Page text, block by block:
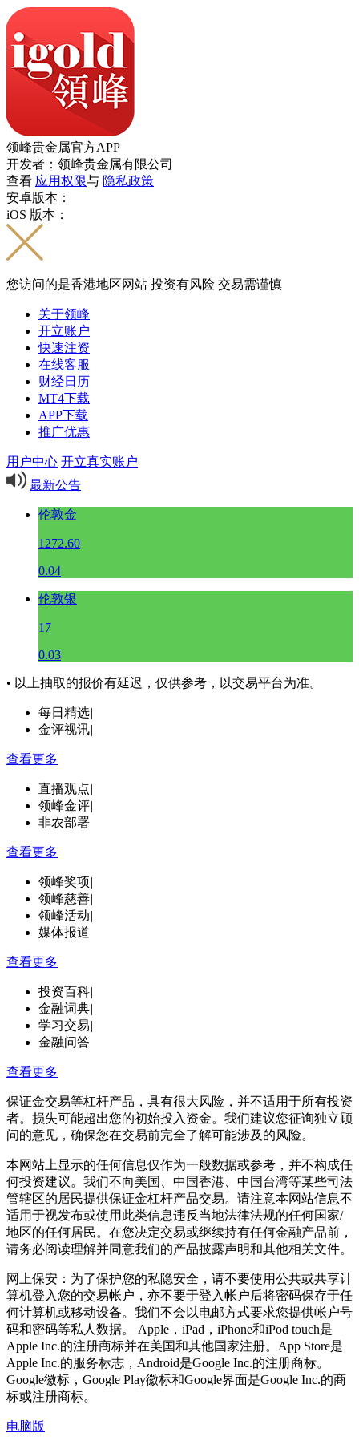
领峰贵金属官方APP
开发者：领峰贵金属有限公司
查看 应用权限与 隐私政策
安卓版本：
iOS 版本：
您访问的是香港地区网站 投资有风险 交易需谨慎
关于领峰
开立账户
快速注资
在线客服
财经日历
MT4下载
APP下载
推广优惠
用户中心 开立真实账户
最新公告
伦敦金
1272.60
0.04
伦敦银
17
0.03
• 以上抽取的报价有延迟，仅供参考，以交易平台为准。
每日精选|
金评视讯|
查看更多
直播观点|
领峰金评|
非农部署
查看更多
领峰奖项|
领峰慈善|
领峰活动|
媒体报道
查看更多
投资百科|
金融词典|
学习交易|
金融问答
查看更多
保证金交易等杠杆产品，具有很大风险，并不适用于所有投资
者。损失可能超出您的初始投入资金。我们建议您征询独立顾
问的意见，确保您在交易前完全了解可能涉及的风险。
本网站上显示的任何信息仅作为一般数据或参考，并不构成任
何投资建议。我们不向美国、中国香港、中国台湾等某些司法
管辖区的居民提供保证金杠杆产品交易。请注意本网站信息不
适用于视发布或使用此类信息违反当地法律法规的任何国家/
地区的任何居民。在您决定交易或继续持有任何金融产品前，
请务必阅读理解并同意我们的产品披露声明和其他相关文件。
网上保安：为了保护您的私隐安全，请不要使用公共或共享计
算机登入您的交易帐户，亦不要于登入帐户后将密码保存于任
何计算机或移动设备。我们不会以电邮方式要求您提供帐户号
码和密码等私人数据。 Apple，iPad，iPhone和iPod touch是
Apple Inc.的注册商标并在美国和其他国家注册。App Store是
Apple Inc.的服务标志，Android是Google Inc.的注册商标。
Google徽标，Google Play徽标和Google界面是Google Inc.的商
标或注册商标。
电脑版